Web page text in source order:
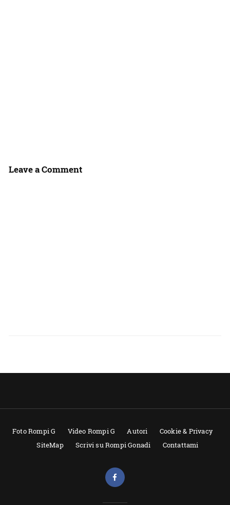
Leave a Comment
Foto Rompi G Video Rompi G Autori
Cookie & Privacy
SiteMap
Scrivi su Rompi Gonadi Contattami